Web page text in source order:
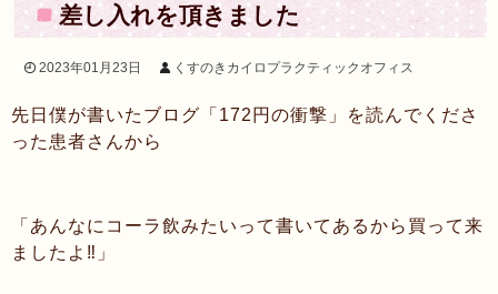
差し入れを頂きました
2023年01月23日 くすのきカイロプラクティックオフィス
先日僕が書いたブログ「172円の衝撃」を読んでくださ
った患者さんから
「あんなにコーラ飲みたいって書いてあるから買って来
ましたよ‼︎」